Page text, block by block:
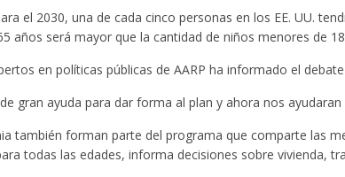
el 2030, una de cada cinco personas en los EE. UU.
años será mayor que la cantidad de niños menores de
en políticas públicas de AARP ha informado el
gran ayuda para dar forma al plan y ahora nos
también forman parte del programa que comparte las
todas las edades, informa decisiones sobre vivienda,